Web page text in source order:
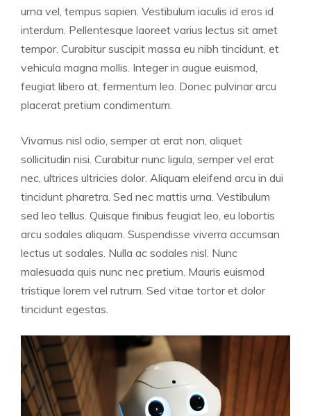
urna vel, tempus sapien. Vestibulum iaculis id eros id
interdum. Pellentesque laoreet varius lectus sit amet
tempor. Curabitur suscipit massa eu nibh tincidunt, et
vehicula magna mollis. Integer in augue euismod,
feugiat libero at, fermentum leo. Donec pulvinar arcu
placerat pretium condimentum.
Vivamus nisl odio, semper at erat non, aliquet
sollicitudin nisi. Curabitur nunc ligula, semper vel erat
nec, ultrices ultricies dolor. Aliquam eleifend arcu in dui
tincidunt pharetra. Sed nec mattis urna. Vestibulum
sed leo tellus. Quisque finibus feugiat leo, eu lobortis
arcu sodales aliquam. Suspendisse viverra accumsan
lectus ut sodales. Nulla ac sodales nisl. Nunc
malesuada quis nunc nec pretium. Mauris euismod
tristique lorem vel rutrum. Sed vitae tortor et dolor
tincidunt egestas.